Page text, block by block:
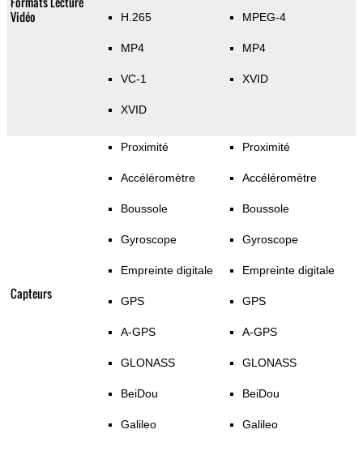
Vidéo
H.265
MP4
VC-1
XVID
MPEG-4
MP4
XVID
Capteurs
Proximité
Accéléromètre
Boussole
Gyroscope
Empreinte digitale
GPS
A-GPS
GLONASS
BeiDou
Galileo
Proximité
Accéléromètre
Boussole
Gyroscope
Empreinte digitale
GPS
A-GPS
GLONASS
BeiDou
Galileo